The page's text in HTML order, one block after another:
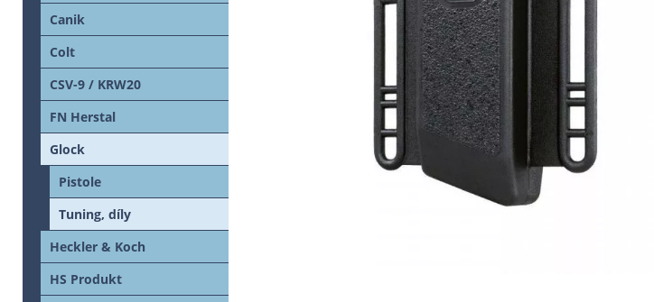
Canik
Colt
CSV-9 / KRW20
FN Herstal
Glock
Pistole
Tuning, díly
Heckler & Koch
HS Produkt